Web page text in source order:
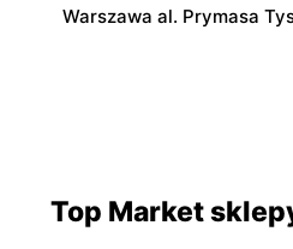
Warszawa al. Prymasa
Top Market
Top Market